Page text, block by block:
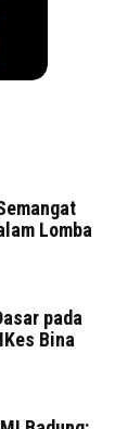
Lomba
pada
Bina